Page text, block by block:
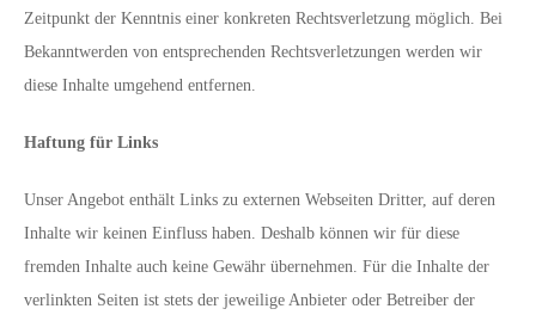
Zeitpunkt der Kenntnis einer konkreten Rechtsverletzung möglich. Bei
Bekanntwerden von entsprechenden Rechtsverletzungen werden wir
diese Inhalte umgehend entfernen.
Haftung für Links
Unser Angebot enthält Links zu externen Webseiten Dritter, auf deren
Inhalte wir keinen Einfluss haben. Deshalb können wir für diese
fremden Inhalte auch keine Gewähr übernehmen. Für die Inhalte der
verlinkten Seiten ist stets der jeweilige Anbieter oder Betreiber der